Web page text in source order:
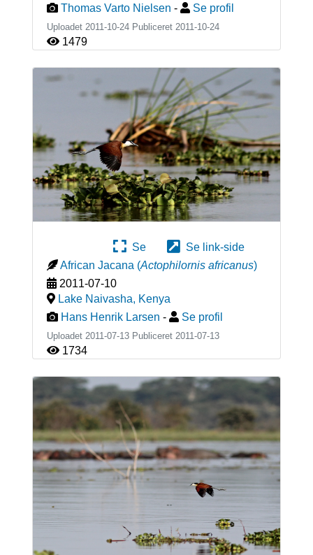
Thomas Varto Nielsen - Se profil
Uploadet 2011-10-24 Publiceret 2011-10-24
1479
Se
Se link-side
African Jacana (Actophilornis africanus)
2011-07-10
Lake Naivasha, Kenya
Hans Henrik Larsen - Se profil
Uploadet 2011-07-13 Publiceret 2011-07-13
1734